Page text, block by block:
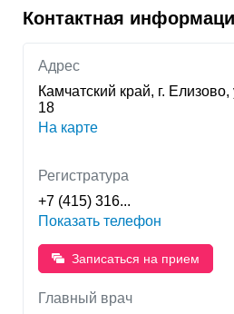
Контактная
Адрес
Камчатский край, г.
18
На карте
Регистратура
+7 (415) 316...
Показать телефон
Записаться на прием
Главный врач